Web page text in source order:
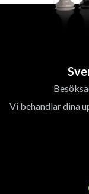
Vi behandlar dina